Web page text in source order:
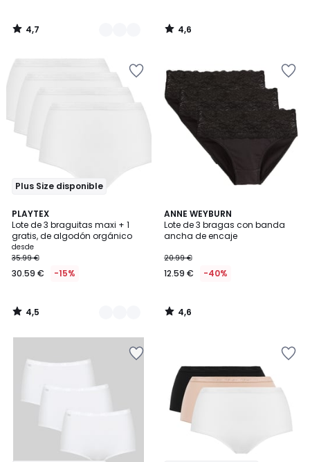
4,7
/
4,6
/
Plus Size disponible
PLAYTEX
Lote de 3 braguitas maxi + 1
gratis, de algodón orgánico
desde
35.99 €
30.59 € -15%
4,5
/ 5
3
Colores
4,5
/
ANNE WEYBURN
Lote de 3 bragas con banda
ancha de encaje
20.99 €
12.59 € -40%
4,6
/ 5
4,6
/